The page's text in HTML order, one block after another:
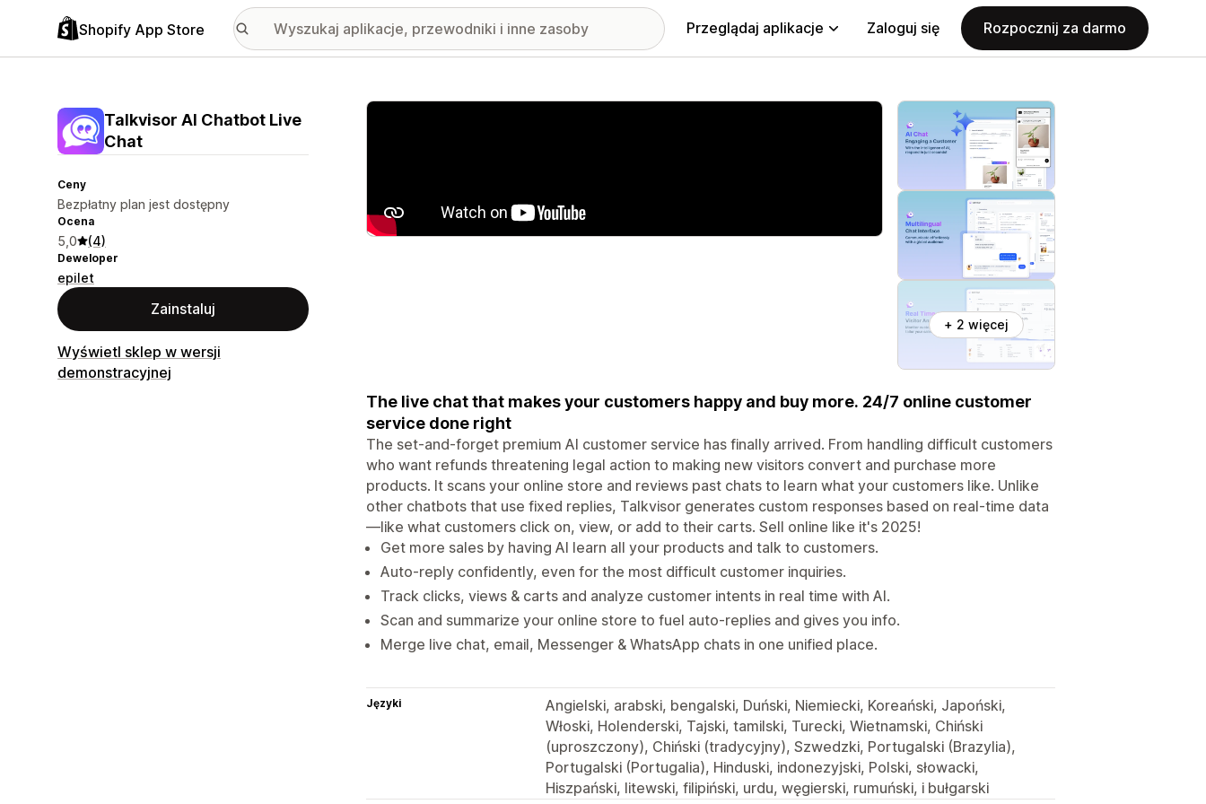
Shopify App Store Przeglądaj aplikacje Zaloguj się Rozpocznij za darmo
Talkvisor AI Chatbot Live
Chat
Ceny
Bezpłatny plan jest dostępny
Ocena
5,0 (4)
Deweloper
epilet
Zainstaluj
Wyświetl sklep w wersji
demonstracyjnej
Wyróżnione obrazy w galerii
+ 2 więcej
The live chat that makes your customers happy and buy more. 24/7 online customer
service done right
The set-and-forget premium AI customer service has finally arrived. From handling difficult customers
who want refunds threatening legal action to making new visitors convert and purchase more
products. It scans your online store and reviews past chats to learn what your customers like. Unlike
other chatbots that use fixed replies, Talkvisor generates custom responses based on real-time data
—like what customers click on, view, or add to their carts. Sell online like it's 2025!
Get more sales by having AI learn all your products and talk to customers.
Auto-reply confidently, even for the most difficult customer inquiries.
Track clicks, views & carts and analyze customer intents in real time with AI.
Scan and summarize your online store to fuel auto-replies and gives you info.
Merge live chat, email, Messenger & WhatsApp chats in one unified place.
Języki
Angielski, arabski, bengalski, Duński, Niemiecki, Koreański, Japoński,
Włoski, Holenderski, Tajski, tamilski, Turecki, Wietnamski, Chiński
(uproszczony), Chiński (tradycyjny), Szwedzki, Portugalski (Brazylia),
Portugalski (Portugalia), Hinduski, indonezyjski, Polski, słowacki,
Hiszpański, litewski, filipiński, urdu, węgierski, rumuński, i bułgarski